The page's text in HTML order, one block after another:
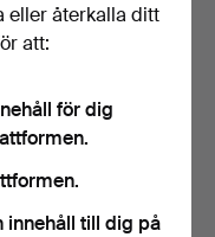
smide, Boda.
eller återkalla ditt
att:
för dig
innehåll till dig på